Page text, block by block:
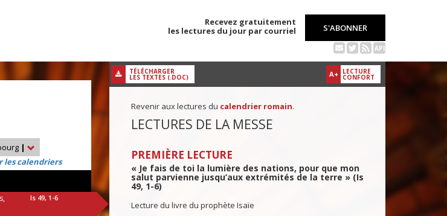
Recevez gratuitement
les lectures du jour par courriel
S'ABONNER
API
|
les calendriers
Is 49, 1-6
A+ LECTURE
CONFORT
TÉLÉCHARGER
LES TEXTES (.DOC)
Revenir aux lectures du calendrier romain.
LECTURES DE LA MESSE
PREMIÈRE LECTURE
« Je fais de toi la lumière des nations, pour que mon
salut parvienne jusqu’aux extrémités de la terre » (Is
49, 1-6)
Lecture du livre du prophète Isaïe